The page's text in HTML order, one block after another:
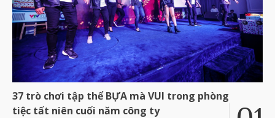
37 trò chơi tập thể BỰA mà VUI trong phòng
tiệc tất niên cuối năm công ty